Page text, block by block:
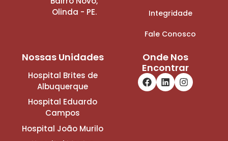
Olinda - PE.
Integridade
Fale Conosco
Nossas Unidades
Hospital Brites de
Albuquerque
Hospital Eduardo
Campos
Hospital João Murilo
Onde Nos
Encontrar